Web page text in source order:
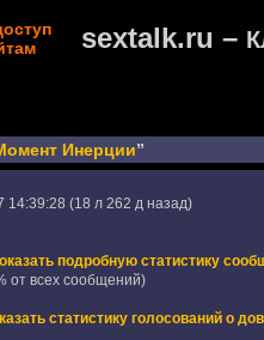
sextalk.ru –
Инерции”
14:39:28 (18 л 262 д назад)
подробную статистику
от всех сообщений)
статистику голосований о